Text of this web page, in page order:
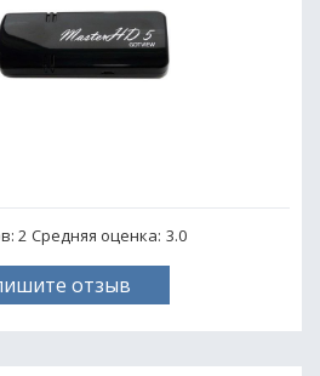
2 Средняя оценка: 3.0
отзыв